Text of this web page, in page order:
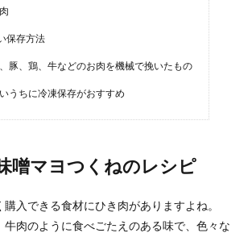
夕ご飯に作りたい子供が喜ぶレシピ。
朝は忙しいので、夕ご飯はしっかりと子供に食べ
させてあげたいと思うママさんも多いのではない
でしょうか。...
からスープを作ってみよう
保存方法
豚、鶏、牛などのお肉を機械で挽いたもの
うちに冷凍保存がおすすめ
噌マヨつくねのレシピ
入できる食材にひき肉がありますよね。
牛肉のように食べごたえのある味で、色々な